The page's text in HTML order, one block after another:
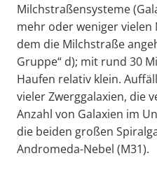
Milchstraßensysteme
mehr oder weniger vielen
dem die Milchstraße
Gruppe“ d); mit rund 30
Haufen relativ klein.
vieler Zwerggalaxien, die
Anzahl von Galaxien im
die beiden großen
Andromeda-Nebel (M31).